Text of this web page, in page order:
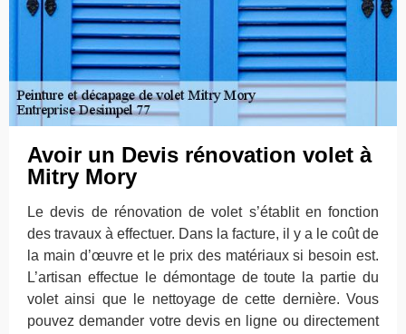
Avoir un Devis rénovation volet à
Mitry Mory
Le devis de rénovation de volet s’établit en fonction
des travaux à effectuer. Dans la facture, il y a le coût de
la main d’œuvre et le prix des matériaux si besoin est.
L’artisan effectue le démontage de toute la partie du
volet ainsi que le nettoyage de cette dernière. Vous
pouvez demander votre devis en ligne ou directement